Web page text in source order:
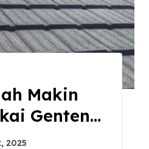
Makin
Genteng
2025